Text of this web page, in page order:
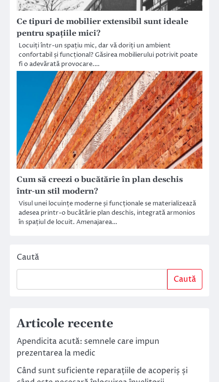
Ce tipuri de mobilier extensibil sunt ideale
pentru spațiile mici?
Locuiți într-un spațiu mic, dar vă doriți un ambient
confortabil și funcțional? Găsirea mobilierului potrivit poate
fi o adevărată provocare.…
Cum să creezi o bucătărie în plan deschis
într-un stil modern?
Visul unei locuințe moderne și funcționale se materializează
adesea printr-o bucătărie plan deschis, integrată armonios
în spațiul de locuit. Amenajarea…
Caută
Caută
Articole recente
Apendicita acută: semnele care impun
prezentarea la medic
Când sunt suficiente reparațiile de acoperiș și